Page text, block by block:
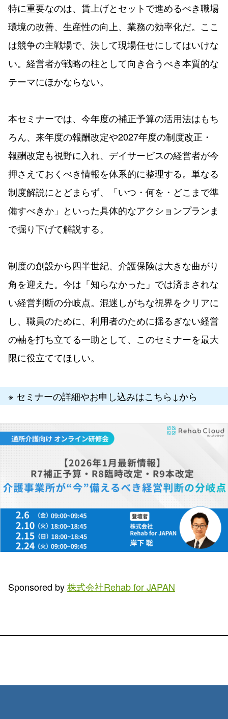
特に重要なのは、賃上げとセットで進めるべき職場
環境の改善、生産性の向上、業務の効率化だ。ここ
は競争の主戦場で、決して現場任せにしてはいけな
い。経営者が戦略の柱として向き合うべき本質的な
テーマにほかならない。
本セミナーでは、今年度の補正予算の活用法はもち
ろん、来年度の報酬改定や2027年度の制度改正・
報酬改定も視野に入れ、デイサービスの経営者が今
押さえておくべき情報を体系的に整理する。単なる
制度解説にとどまらず、「いつ・何を・どこまで準
備すべきか」といった具体的なアクションプランま
で掘り下げて解説する。
制度の創設から四半世紀、介護保険は大きな曲がり
角を迎えた。今は「知らなかった」では済まされな
い経営判断の分岐点。混迷しがちな視界をクリアに
し、職員のために、利用者のために揺るぎない経営
の軸を打ち立てる一助として、このセミナーを最大
限に役立ててほしい。
※ セミナーの詳細やお申し込みはこちら↓から
Sponsored by株式会社Rehab for JAPAN